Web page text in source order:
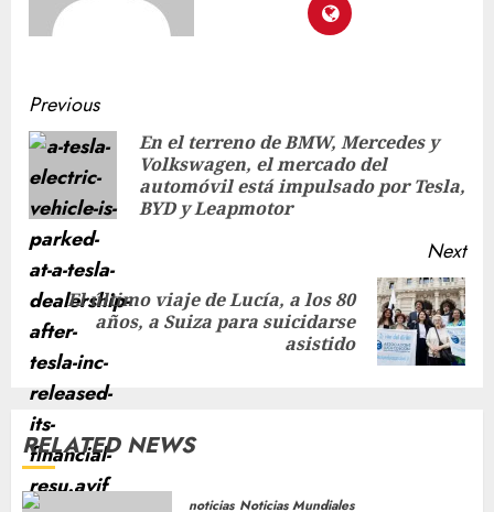
Previous
En el terreno de BMW, Mercedes y
Volkswagen, el mercado del
automóvil está impulsado por Tesla,
BYD y Leapmotor
Next
El último viaje de Lucía, a los 80
años, a Suiza para suicidarse
asistido
RELATED NEWS
noticias Noticias Mundiales